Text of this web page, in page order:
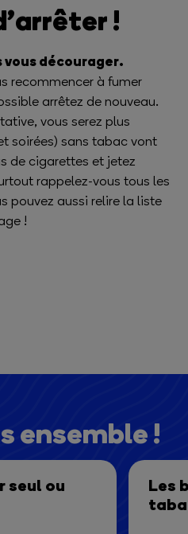
!
vous décourager.
recommencer à fumer
arrêtez de nouveau.
vous serez plus
soirées) sans tabac vont
de cigarettes et jetez
rappelez-vous tous les
pouvez aussi relire la liste
!
ensemble !
seul ou
Les